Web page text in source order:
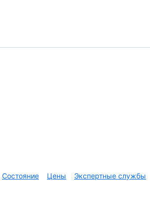
Состояние Цены Экспертные службы